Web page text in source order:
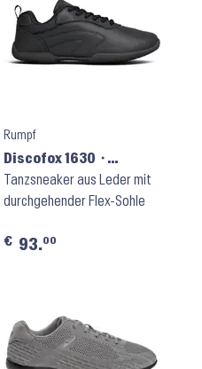
Rumpf
Discofox 1630 ⬝
Schwarz
Tanzsneaker aus Leder mit
durchgehender Flex-Sohle
€ 93.00